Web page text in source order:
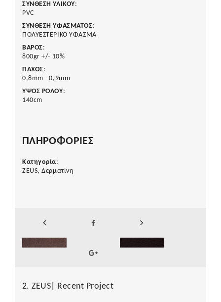
ΣΥΝΘΕΣΗ ΥΛΙΚΟΥ:
PVC
ΣΥΝΘΕΣΗ ΥΦΑΣΜΑΤΟΣ:
ΠΟΛΥΕΣΤΕΡΙΚΟ ΥΦΑΣΜΑ
ΒΑΡΟΣ:
800gr +/- 10%
ΠΑΧΟΣ:
0,8mm - 0,9mm
ΥΨΟΣ ΡΟΛΟΥ:
140cm
ΠΛΗΡΟΦΟΡΙΕΣ
Κατηγορία:
ZEUS, Δερματίνη
2. ZEUS| Recent Project